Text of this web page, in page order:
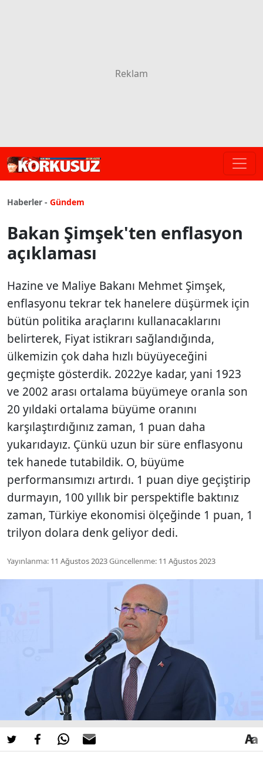
Haberler - Gündem
Bakan Şimşek'ten enflasyon
açıklaması
Hazine ve Maliye Bakanı Mehmet Şimşek,
enflasyonu tekrar tek hanelere düşürmek için
bütün politika araçlarını kullanacaklarını
belirterek, Fiyat istikrarı sağlandığında,
ülkemizin çok daha hızlı büyüyeceğini
geçmişte gösterdik. 2022ye kadar, yani 1923
ve 2002 arası ortalama büyümeye oranla son
20 yıldaki ortalama büyüme oranını
karşılaştırdığınız zaman, 1 puan daha
yukarıdayız. Çünkü uzun bir süre enflasyonu
tek hanede tutabildik. O, büyüme
performansımızı artırdı. 1 puan diye geçiştirip
durmayın, 100 yıllık bir perspektifle baktınız
zaman, Türkiye ekonomisi ölçeğinde 1 puan, 1
trilyon dolara denk geliyor dedi.
Yayınlanma: 11 Ağustos 2023Güncellenme: 11 Ağustos 2023